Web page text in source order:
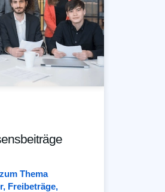
Thema
Freibeträge,